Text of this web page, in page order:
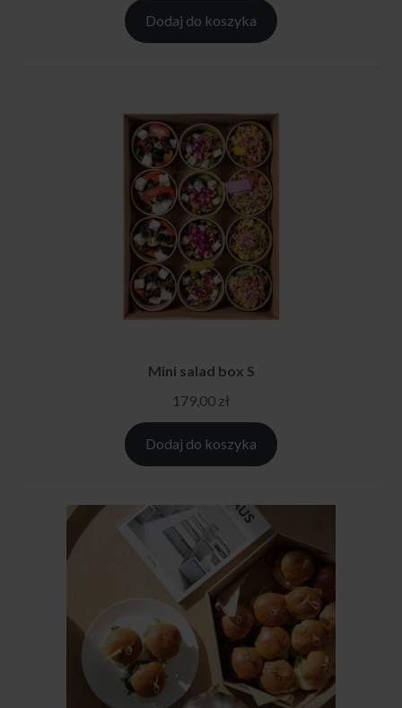
Dodaj do koszyka
Mini salad box S
179,00 zł
Dodaj do koszyka